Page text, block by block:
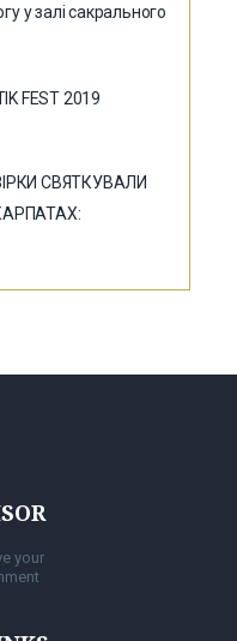
у залі сакрального
FEST 2019
СВЯТКУВАЛИ
your